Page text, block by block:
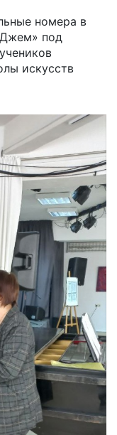
номера в
под
искусств